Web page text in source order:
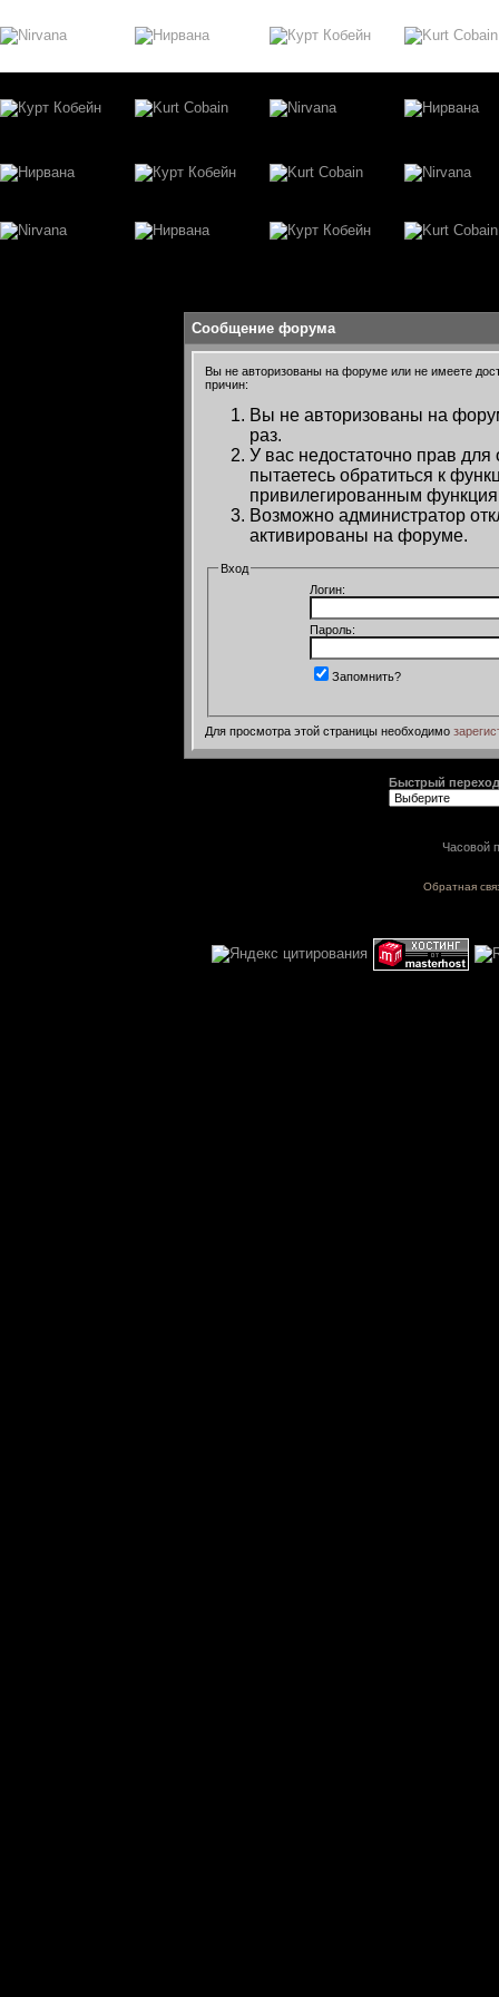
Сообщение форума
Вы не авторизованы на форуме или не имеете
причин:
Вы не авторизованы на
раз.
У вас недостаточно прав
пытаетесь обратиться к
привилегированным
Возможно администратор
активированы на форуме.
Вход
Логин:
Пароль:
Запомнить?
Для просмотра этой страницы необходимо
Быстрый переход
Часовой
Обратная